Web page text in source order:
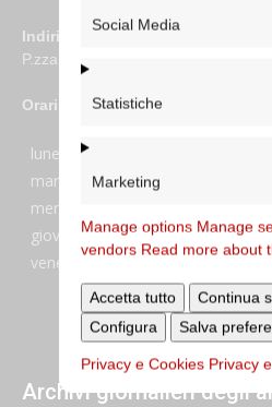
Social Media
Statistiche
Marketing
Manage options Manage
vendors Read more about
Accetta tutto
Continua
Configura
Salva
Privacy e Cookies Privacy
Indirizzo
P.zza S. Giovanni in Laterano 6
Orari
lunedi:
martedi:
mercoledi:
giovedi:
7:45–13:45
venerdi:
7:45–13:45
Archivi giornalieri degli